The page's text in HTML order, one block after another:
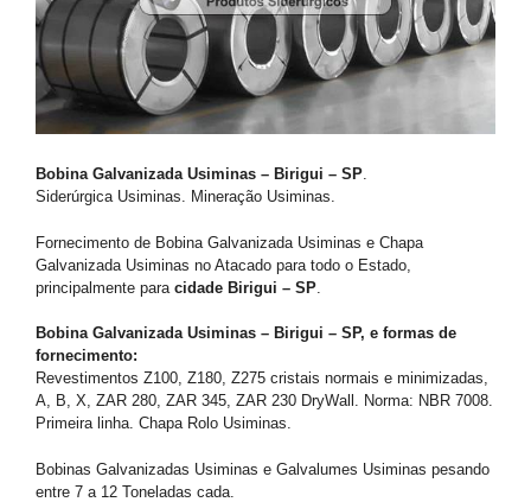
Bobina Galvanizada Usiminas – Birigui – SP.
Siderúrgica Usiminas. Mineração Usiminas.
Fornecimento de Bobina Galvanizada Usiminas e Chapa
Galvanizada Usiminas no Atacado para todo o Estado,
principalmente para cidade Birigui – SP
Bobina Galvanizada Usiminas – Birigui – SP, e formas de
fornecimento:
Revestimentos Z100, Z180, Z275 cristais normais e minimizadas,
A, B, X, ZAR 280, ZAR 345, ZAR 230 DryWall. Norma: NBR 7008.
Primeira linha. Chapa Rolo Usiminas.
Bobinas Galvanizadas Usiminas e Galvalumes Usiminas pesando
entre 7 a 12 Toneladas cada.